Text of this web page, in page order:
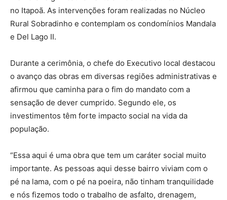
no Itapoã. As intervenções foram realizadas no Núcleo
Rural Sobradinho e contemplam os condomínios Mandala
e Del Lago II.
Durante a cerimônia, o chefe do Executivo local destacou
o avanço das obras em diversas regiões administrativas e
afirmou que caminha para o fim do mandato com a
sensação de dever cumprido. Segundo ele, os
investimentos têm forte impacto social na vida da
população.
“Essa aqui é uma obra que tem um caráter social muito
importante. As pessoas aqui desse bairro viviam com o
pé na lama, com o pé na poeira, não tinham tranquilidade
e nós fizemos todo o trabalho de asfalto, drenagem,